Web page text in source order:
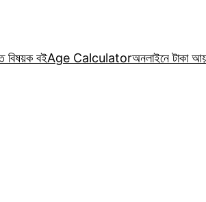
বিষয়ক বইAge Calculatorঅনলাইনে টাকা